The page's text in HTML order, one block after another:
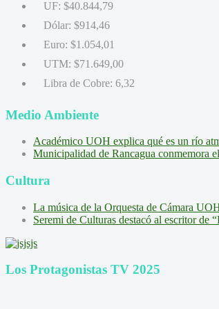
UF: $40.844,79
Dólar: $914,46
Euro: $1.054,01
UTM: $71.649,00
Libra de Cobre: 6,32
Medio Ambiente
Académico UOH explica qué es un río
Municipalidad de Rancagua conmemora
Cultura
La música de la Orquesta de Cámara
Seremi de Culturas destacó al escritor de
Los Protagonistas TV 2025